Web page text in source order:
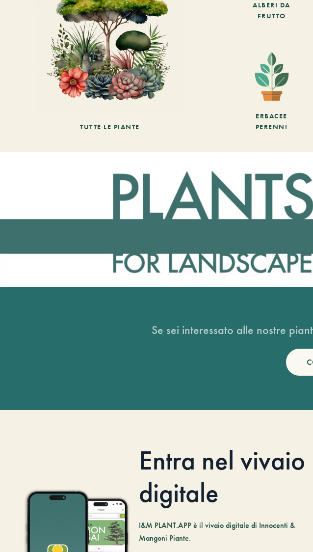
TUTTE LE PIANTE
ALBERI DA
FRUTTO
ERBACEE
PERENNI
Se sei interessato alle nostre
Entra nel vivaio
digitale
I&M PLANT.APP è il vivaio digitale di Innocenti &
Mangoni Piante.